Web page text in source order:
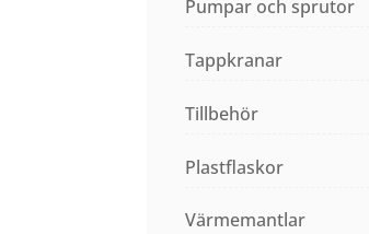
Pumpar och sprutor
Tappkranar
Tillbehör
Plastflaskor
Värmemantlar